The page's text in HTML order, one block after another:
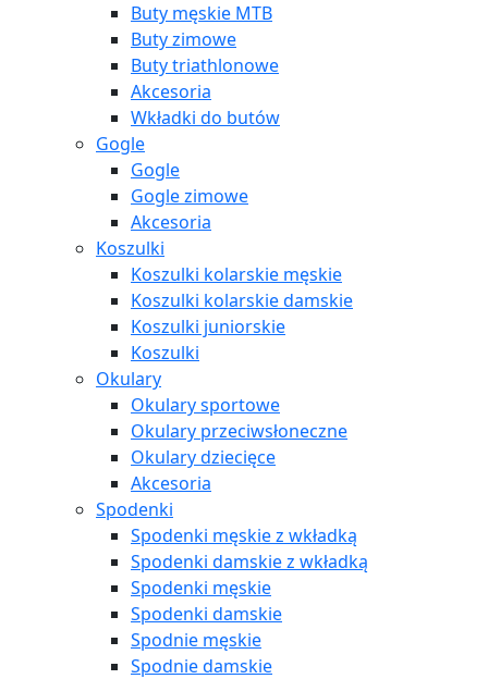
Buty męskie MTB
Buty zimowe
Buty triathlonowe
Akcesoria
Wkładki do butów
Gogle
Gogle
Gogle zimowe
Akcesoria
Koszulki
Koszulki kolarskie męskie
Koszulki kolarskie damskie
Koszulki juniorskie
Koszulki
Okulary
Okulary sportowe
Okulary przeciwsłoneczne
Okulary dziecięce
Akcesoria
Spodenki
Spodenki męskie z wkładką
Spodenki damskie z wkładką
Spodenki męskie
Spodenki damskie
Spodnie męskie
Spodnie damskie